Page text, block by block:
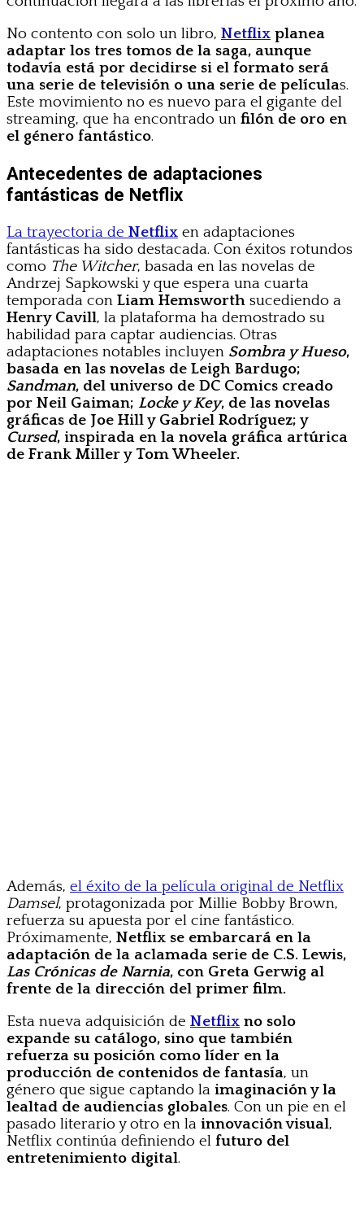
No contento con solo un libro, Netflix planea
adaptar los tres tomos de la saga, aunque
todavía está por decidirse si el formato será
una serie de televisión o una serie de películas.
Este movimiento no es nuevo para el gigante del
streaming, que ha encontrado un filón de oro en
el género fantástico.
Antecedentes de adaptaciones
fantásticas de Netflix
La trayectoria de Netflix en adaptaciones
fantásticas ha sido destacada. Con éxitos rotundos
como The Witcher, basada en las novelas de
Andrzej Sapkowski y que espera una cuarta
temporada con Liam Hemsworth sucediendo a
Henry Cavill, la plataforma ha demostrado su
habilidad para captar audiencias. Otras
adaptaciones notables incluyen Sombra y Hueso,
basada en las novelas de Leigh Bardugo;
Sandman, del universo de DC Comics creado
por Neil Gaiman; Locke y Key, de las novelas
gráficas de Joe Hill y Gabriel Rodríguez; y
Cursed, inspirada en la novela gráfica artúrica
de Frank Miller y Tom Wheeler.
Además, el éxito de la película original de Netflix
Damsel, protagonizada por Millie Bobby Brown,
refuerza su apuesta por el cine fantástico.
Próximamente, Netflix se embarcará en la
adaptación de la aclamada serie de C.S. Lewis,
Las Crónicas de Narnia, con Greta Gerwig al
frente de la dirección del primer film.
Esta nueva adquisición de Netflix no solo
expande su catálogo, sino que también
refuerza su posición como líder en la
producción de contenidos de fantasía, un
género que sigue captando la imaginación y la
lealtad de audiencias globales. Con un pie en el
pasado literario y otro en la innovación visual,
Netflix continúa definiendo el futuro del
entretenimiento digital.